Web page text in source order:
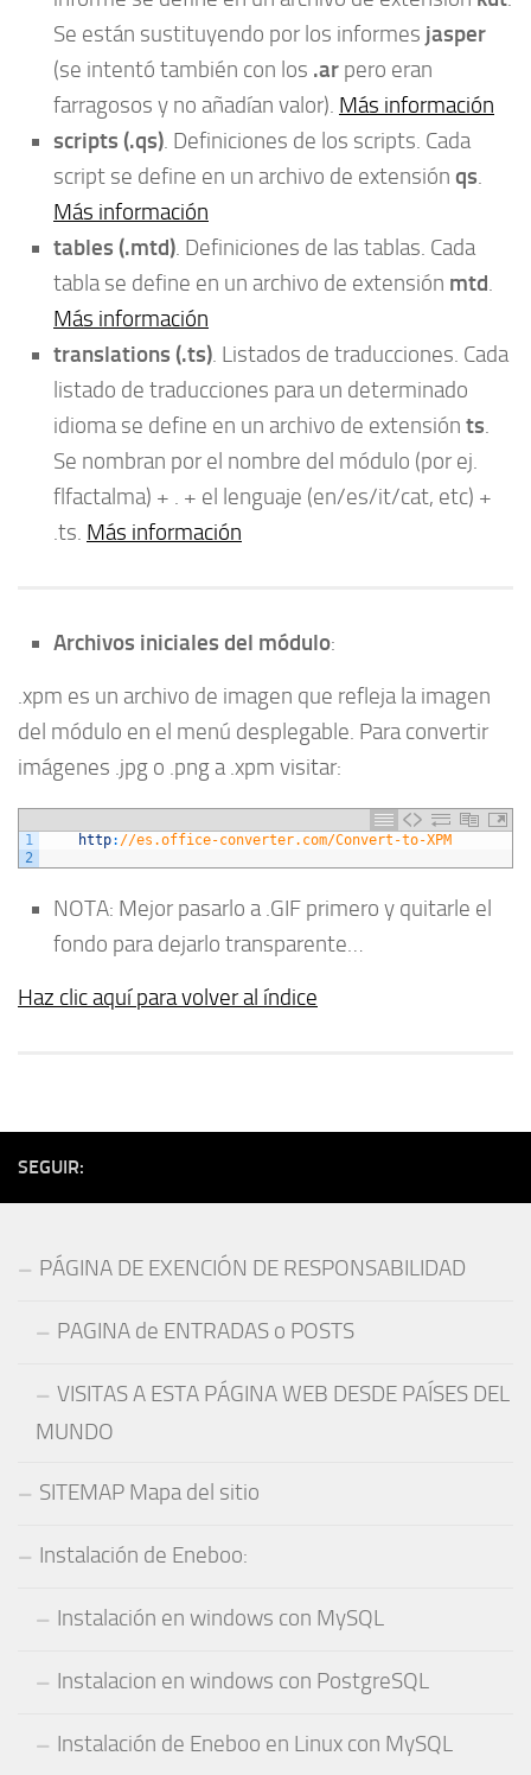
Se están sustituyendo por los informes jasper
(se intentó también con los .ar pero eran
farragosos y no añadían valor). Más información
scripts (.qs). Definiciones de los scripts. Cada
script se define en un archivo de extensión qs.
Más información
tables (.mtd). Definiciones de las tablas. Cada
tabla se define en un archivo de extensión mtd.
Más información
translations (.ts). Listados de traducciones. Cada
listado de traducciones para un determinado
idioma se define en un archivo de extensión ts.
Se nombran por el nombre del módulo (por ej.
flfactalma) + . + el lenguaje (en/es/it/cat, etc) +
.ts. Más información
Archivos iniciales del módulo:
.xpm es un archivo de imagen que refleja la imagen
del módulo en el menú desplegable. Para convertir
imágenes .jpg o .png a .xpm visitar:
1
2
http: //es.office-converter.com/Convert-to-XPM
NOTA: Mejor pasarlo a .GIF primero y quitarle el
fondo para dejarlo transparente…
Haz clic aquí para volver al índice
SEGUIR:
PÁGINA DE EXENCIÓN DE RESPONSABILIDAD
PAGINA de ENTRADAS o POSTS
VISITAS A ESTA PÁGINA WEB DESDE PAÍSES DEL
MUNDO
SITEMAP Mapa del sitio
Instalación de Eneboo:
Instalación en windows con MySQL
Instalacion en windows con PostgreSQL
Instalación de Eneboo en Linux con MySQL